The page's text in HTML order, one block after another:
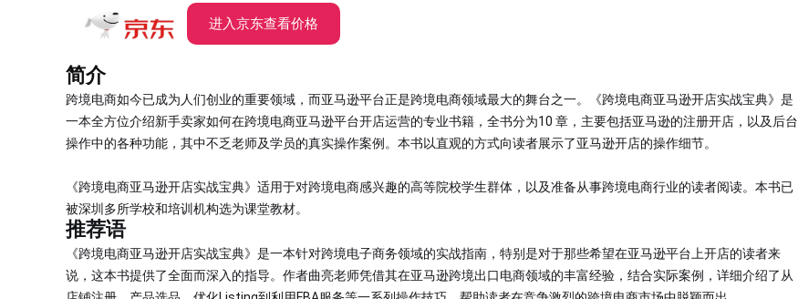
进入京东查看价格
简介
跨境电商如今已成为人们创业的重要领域，而亚马逊平台正是跨境电商领域最大的舞台之一。《跨境电商亚马逊开店实战宝典》是
一本全方位介绍新手卖家如何在跨境电商亚马逊平台开店运营的专业书籍，全书分为10 章，主要包括亚马逊的注册开店，以及后台
操作中的各种功能，其中不乏老师及学员的真实操作案例。本书以直观的方式向读者展示了亚马逊开店的操作细节。
《跨境电商亚马逊开店实战宝典》适用于对跨境电商感兴趣的高等院校学生群体，以及准备从事跨境电商行业的读者阅读。本书已
被深圳多所学校和培训机构选为课堂教材。
推荐语
《跨境电商亚马逊开店实战宝典》是一本针对跨境电子商务领域的实战指南，特别是对于那些希望在亚马逊平台上开店的读者来
说，这本书提供了全面而深入的指导。作者曲亮老师凭借其在亚马逊跨境出口电商领域的丰富经验，结合实际案例，详细介绍了从